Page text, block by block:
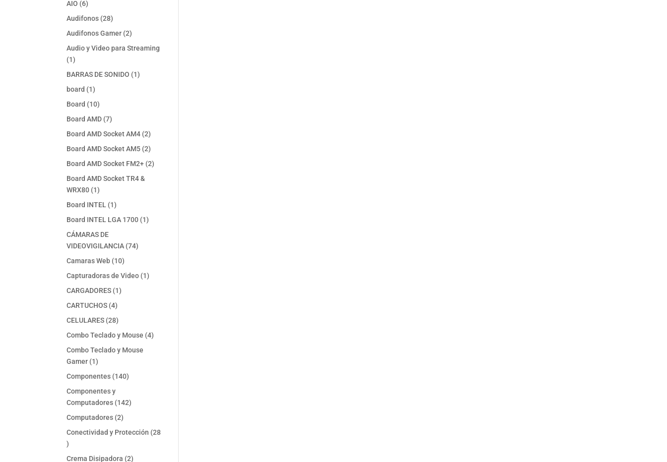
AIO 66
productos
Audifonos 2828
productos
Audifonos Gamer 22
productos
Audio y Video para Streaming
11
producto
BARRAS DE SONIDO 11
board 11
producto
Board 1010
productos
Board AMD 77
productos
Board AMD Socket AM4 22
productos
Board AMD Socket AM5 22
productos
Board AMD Socket FM2+ 22
Board AMD Socket TR4 &
WRX80 11
producto
Board INTEL 11
producto
Board INTEL LGA 1700 11
CÁMARAS DE
VIDEOVIGILANCIA 7474
Camaras Web 1010
productos
Capturadoras de Video 11
CARGADORES 11
CARTUCHOS 44
productos
CELULARES 2828
productos
Combo Teclado y Mouse 44
Combo Teclado y Mouse
Gamer 11
producto
Componentes 140140
Componentes y
Computadores 142142
Computadores 22
productos
Conectividad y Protección 28
28
productos
Crema Disipadora 22